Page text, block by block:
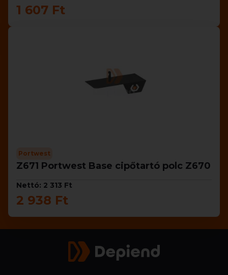
1 607 Ft
Portwest
Z671 Portwest Base cipőtartó polc Z670
Nettó: 2 313 Ft
2 938 Ft